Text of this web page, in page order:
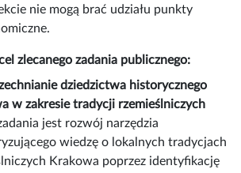
nie mogą brać udziału punkty
zlecanego zadania publicznego:
dziedzictwa historycznego
w zakresie tradycji rzemieślniczych
jest rozwój narzędzia
wiedzę o lokalnych tradycjach
Krakowa poprzez identyfikację